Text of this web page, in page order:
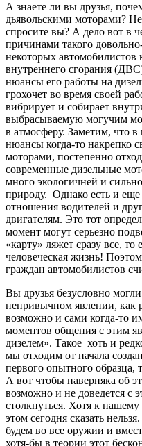
А знаете ли вы друзья,
дьявольскими моторами?
спросите вы? А дело вот в
причинами такого
некоторых автомобилистов
внутреннего сгорания
нюансы его работы на
грохочет во время своей
вибрирует и собирает
выбрасываемую могучим
в атмосферу. Заметим, что
нюансы когда-то накрепко
моторами, постепенно
современные дизельные
много экологичней и
природу. Однако есть и
отношения водителей и
двигателям. Это тот
момент могут серьезно
«карту» ляжет сразу все,
человеческая жизнь!
граждан автомобилистов
Вы друзья безусловно
непривычном явлении, как
возможно и сами когда-то
моментов общения с этим
дизелем». Такое хоть и
мы отходим от начала
первого опытного образца,
А вот чтобы наверняка об
возможно и не доведется с
столкнуться. Хотя к
этом сегодня сказать
будем во все оружии и
хотя-бы в теории этот